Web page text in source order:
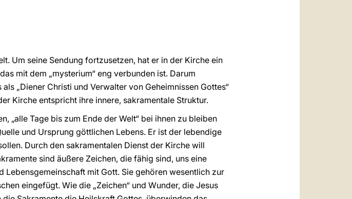
Um seine Sendung fortzusetzen, hat er in der Kirche ein
mit dem „mysterium“ eng verbunden ist. Darum
„Diener Christi und Verwalter von Geheimnissen Gottes“
Kirche entspricht ihre innere, sakramentale Struktur.
„alle Tage bis zum Ende der Welt“ bei ihnen zu bleiben
und Ursprung göttlichen Lebens. Er ist der lebendige
Durch den sakramentalen Dienst der Kirche will
sind äußere Zeichen, die fähig sind, uns eine
mit Gott. Sie gehören wesentlich zur
eingefügt. Wie die „Zeichen“ und Wunder, die Jesus